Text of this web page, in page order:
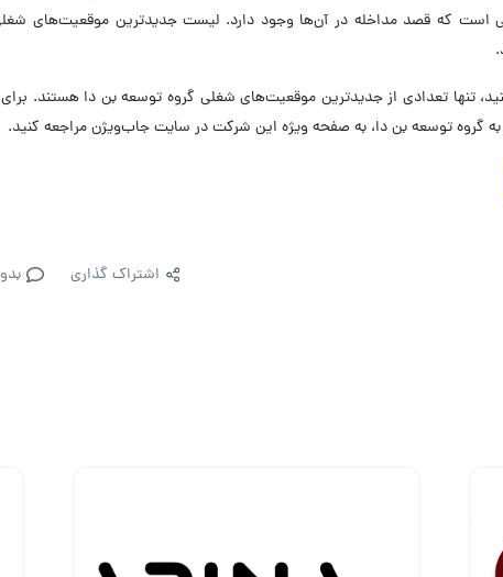
است که قصد مداخله در آن‌ها وجود دارد. لیست جدیدترین موقعیت‌های
تعدادی از جدیدترین موقعیت‌های شغلی گروه توسعه بن دا هستند.
گروه توسعه بن دا، به صفحه ویژه این شرکت در سایت جاب‌ویژن مراجعه کنید.
اشتراک گذاری